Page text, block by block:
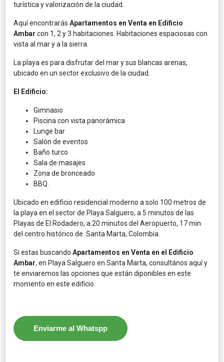
turística y valorización de la ciudad.
Aquí encontrarás Apartamentos en Venta en Edificio
Ambar con 1, 2 y 3 habitaciones. Habitaciones espaciosas con
vista al mar y a la sierra.
La playa es para disfrutar del mar y sus blancas arenas,
ubicado en un sector exclusivo de la ciudad.
El Edificio:
Gimnasio
Piscina con vista panorámica
Lunge bar
Salón de eventos
Baño turco
Sala de masajes
Zona de bronceado
BBQ.
Ubicado en edificio residencial moderno a solo 100 metros de
la playa en el sector de Playa Salguero, a 5 minutos de las
Playas de El Rodadero, a 20 minutos del Aeropuerto, 17 min
del centro histórico de Santa Marta, Colombia.
Si estas buscando Apartamentos en Venta en el Edificio
Ambar, en Playa Salguero en Santa Marta, consultános aquí y
te enviaremos las opciones que están diponibles en este
momento en este edificio.
Enviarme al Whatspp